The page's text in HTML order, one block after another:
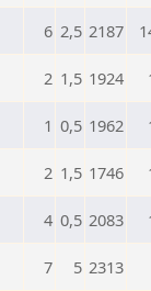
6 2,5 2187
2 1,5 1924
1 0,5 1962
2 1,5 1746
4 0,5 2083
7 5 2313